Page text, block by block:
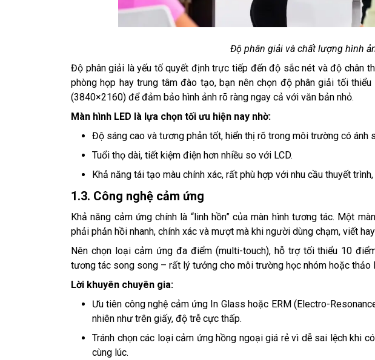
Độ phân giải và chất lượng hình
Độ phân giải là yếu tố quyết định trực tiếp đến độ sắc nét và độ chân
phòng họp hay trung tâm đào tạo, bạn nên chọn độ phân giải tối
(3840×2160) để đảm bảo hình ảnh rõ ràng ngay cả với văn bản nhỏ.
Màn hình LED là lựa chọn tối ưu hiện nay nhờ:
Độ sáng cao và tương phản tốt, hiển thị rõ trong môi trường có ánh
Tuổi thọ dài, tiết kiệm điện hơn nhiều so với LCD.
Khả năng tái tạo màu chính xác, rất phù hợp với nhu cầu thuyết
1.3. Công nghệ cảm ứng
Khả năng cảm ứng chính là “linh hồn” của màn hình tương tác. Một
phải phản hồi nhanh, chính xác và mượt mà khi người dùng chạm, viết
Nên chọn loại cảm ứng đa điểm (multi-touch), hỗ trợ tối thiểu 10
tương tác song song – rất lý tưởng cho môi trường học nhóm hoặc thảo
Lời khuyên chuyên gia:
Ưu tiên công nghệ cảm ứng In Glass hoặc ERM (Electro-
nhiên như trên giấy, độ trễ cực thấp.
Tránh chọn các loại cảm ứng hồng ngoại giá rẻ vì dễ sai lệch khi
cùng lúc.